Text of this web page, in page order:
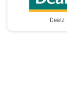
Dealz